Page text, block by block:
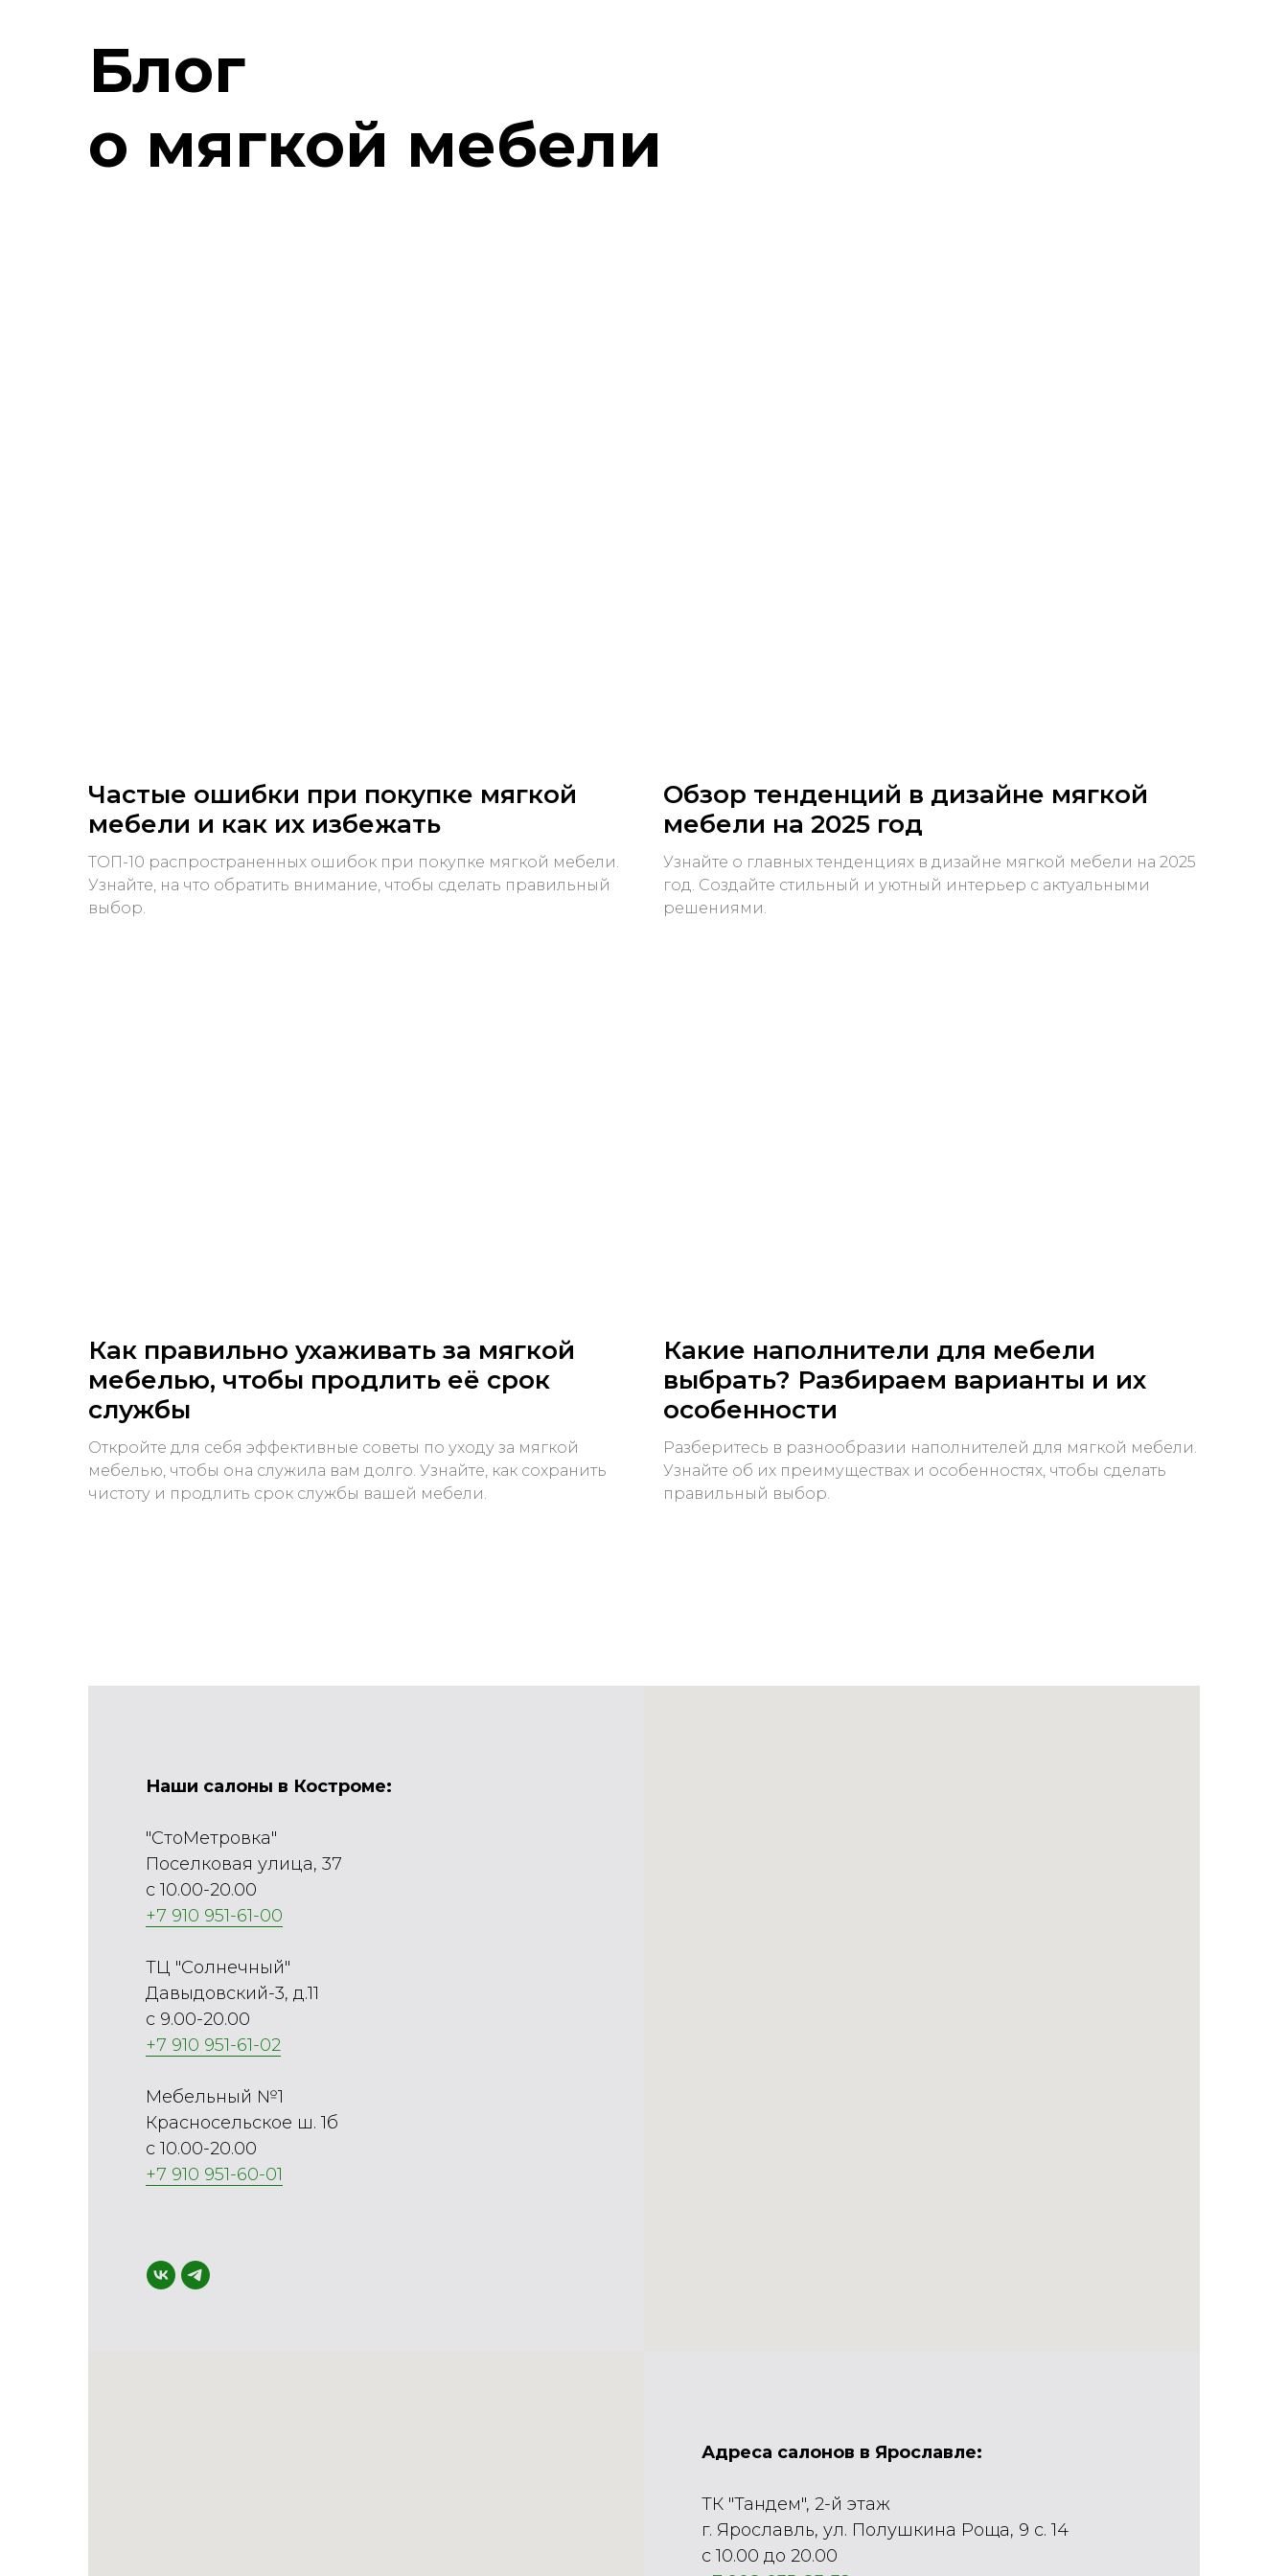
Блог
о мягкой мебели
Частые ошибки при покупке мягкой
мебели и как их избежать
ТОП-10 распространенных ошибок при покупке мягкой мебели.
Узнайте, на что обратить внимание, чтобы сделать правильный
выбор.
Обзор тенденций в дизайне мягкой
мебели на 2025 год
Узнайте о главных тенденциях в дизайне мягкой мебели на 2025
год. Создайте стильный и уютный интерьер с актуальными
решениями.
Как правильно ухаживать за мягкой
мебелью, чтобы продлить её срок
службы
Откройте для себя эффективные советы по уходу за мягкой
мебелью, чтобы она служила вам долго. Узнайте, как сохранить
чистоту и продлить срок службы вашей мебели.
Какие наполнители для мебели
выбрать? Разбираем варианты и их
особенности
Разберитесь в разнообразии наполнителей для мягкой мебели.
Узнайте об их преимуществах и особенностях, чтобы сделать
правильный выбор.
Наши салоны в Костроме:
"СтоМетровка"
Поселковая улица, 37
с 10.00-20.00
+7 910 951-61-00
ТЦ "Солнечный"
Давыдовский-3, д.11
с 9.00-20.00
+7 910 951-61-02
Мебельный №1
Красносельское ш. 1б
с 10.00-20.00
+7 910 951-60-01
Адреса салонов в Ярославле:
ТК "Тандем", 2-й этаж
г. Ярославль, ул. Полушкина Роща, 9 с. 14
с 10.00 до 20.00